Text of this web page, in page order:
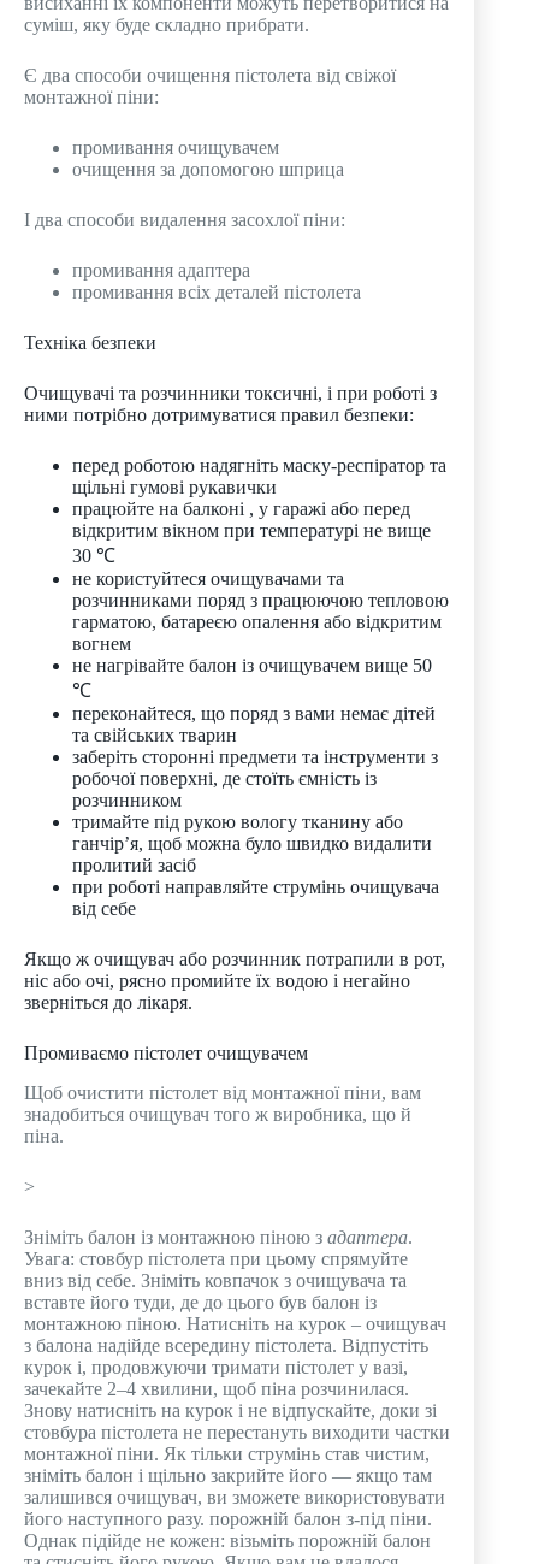
суміш, яку буде складно прибрати.
Є два способи очищення пістолета від свіжої
монтажної піни:
промивання очищувачем
очищення за допомогою шприца
І два способи видалення засохлої піни:
промивання адаптера
промивання всіх деталей пістолета
Техніка безпеки
Очищувачі та розчинники токсичні, і при роботі з
ними потрібно дотримуватися правил безпеки:
перед роботою надягніть маску-респіратор та
щільні гумові рукавички
працюйте на балконі , у гаражі або перед
відкритим вікном при температурі не вище
30 ℃
не користуйтеся очищувачами та
розчинниками поряд з працюючою тепловою
гарматою, батареєю опалення або відкритим
вогнем
не нагрівайте балон із очищувачем вище 50
℃
переконайтеся, що поряд з вами немає дітей
та свійських тварин
заберіть сторонні предмети та інструменти з
робочої поверхні, де стоїть ємність із
розчинником
тримайте під рукою вологу тканину або
ганчір’я, щоб можна було швидко видалити
пролитий засіб
при роботі направляйте струмінь очищувача
від себе
Якщо ж очищувач або розчинник потрапили в рот,
ніс або очі, рясно промийте їх водою і негайно
зверніться до лікаря.
Промиваємо пістолет очищувачем
Щоб очистити пістолет від монтажної піни, вам
знадобиться очищувач того ж виробника, що й
піна.
>
Зніміть балон із монтажною піною з адаптера.
Увага: стовбур пістолета при цьому спрямуйте
вниз від себе. Зніміть ковпачок з очищувача та
вставте його туди, де до цього був балон із
монтажною піною. Натисніть на курок – очищувач
з балона надійде всередину пістолета. Відпустіть
курок і, продовжуючи тримати пістолет у вазі,
зачекайте 2–4 хвилини, щоб піна розчинилася.
Знову натисніть на курок і не відпускайте, доки зі
стовбура пістолета не перестануть виходити частки
монтажної піни. Як тільки струмінь став чистим,
зніміть балон і щільно закрийте його — якщо там
залишився очищувач, ви зможете використовувати
його наступного разу. порожній балон з-під піни.
Однак підійде не кожен: візьміть порожній балон